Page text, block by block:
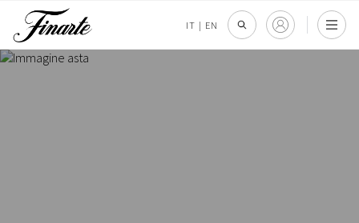
IT | EN